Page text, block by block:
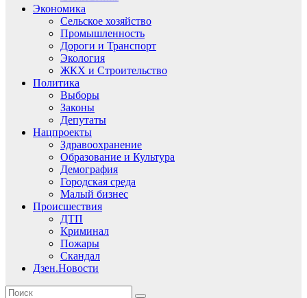
Экономика
Сельское хозяйство
Промышленность
Дороги и Транспорт
Экология
ЖКХ и Строительство
Политика
Выборы
Законы
Депутаты
Нацпроекты
Здравоохранение
Образование и Культура
Демография
Городская среда
Малый бизнес
Происшествия
ДТП
Криминал
Пожары
Скандал
Дзен.Новости